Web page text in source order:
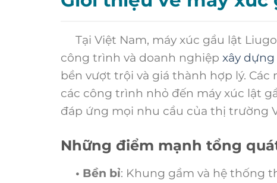
Tại Việt Nam, máy xúc gầu lật
công trình và doanh nghiệp xây dựng
bền vượt trội và giá thành hợp lý.
các công trình nhỏ đến máy xúc lật
đáp ứng mọi nhu cầu của thị trường
Những điểm mạnh tổng
• Bền bỉ: Khung gầm và hệ thống